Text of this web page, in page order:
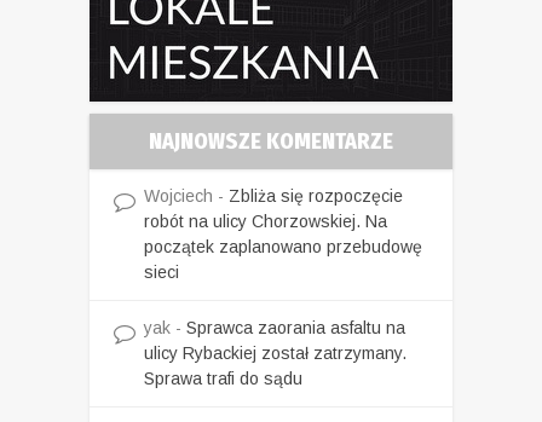
NAJNOWSZE KOMENTARZE
Wojciech - Zbliża się rozpoczęcie
robót na ulicy Chorzowskiej. Na
początek zaplanowano przebudowę
sieci
yak - Sprawca zaorania asfaltu na
ulicy Rybackiej został zatrzymany.
Sprawa trafi do sądu